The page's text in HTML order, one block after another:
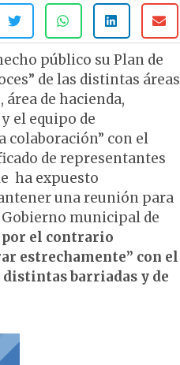
público su Plan de
de las distintas áreas
de hacienda,
el equipo de
colaboración” con el
de representantes
ha expuesto
una reunión para
municipal de
por el contrario
estrechamente” con el
barriadas y de